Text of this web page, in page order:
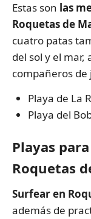
Estas son las
Roquetas de
cuatro patas
del sol y el
compañeros de
Playa de La
Playa del
Playas
Roquetas
Surfear en
además de